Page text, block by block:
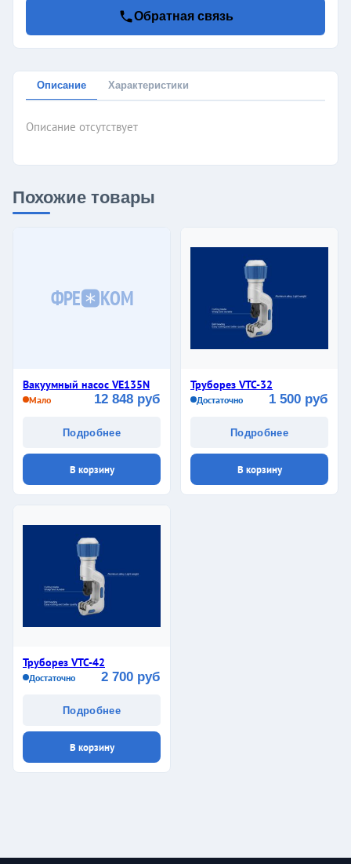
Обратная связь
Описание Характеристики
Описание отсутствует
Похожие товары
ФРЕ КОМ
Вакуумный насос VE135N
Мало 12 848 руб
Подробнее
В корзину
Труборез VTC-32
Достаточно 1 500 руб
Подробнее
В корзину
Труборез VTC-42
Достаточно 2 700 руб
Подробнее
В корзину